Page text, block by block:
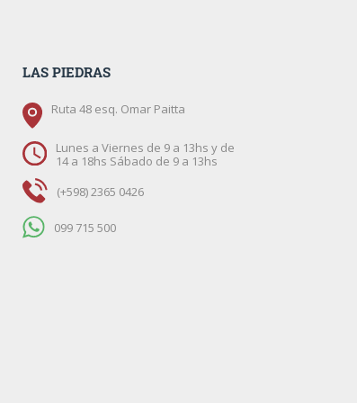
LAS PIEDRAS
Ruta 48 esq. Omar Paitta
Lunes a Viernes de 9 a 13hs y de
14 a 18hs Sábado de 9 a 13hs
(+598) 2365 0426
099 715 500